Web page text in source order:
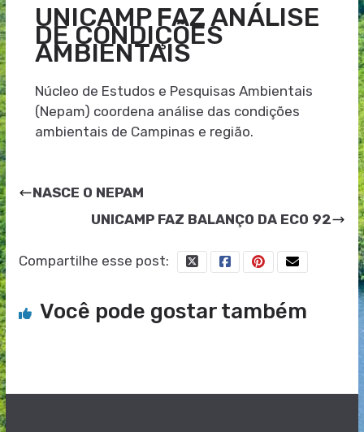
UNICAMP FAZ ANÁLISE
DE CONDIÇÕES
AMBIENTAIS
Núcleo de Estudos e Pesquisas Ambientais
(Nepam) coordena análise das condições
ambientais de Campinas e região.
NASCE O NEPAM
UNICAMP FAZ BALANÇO DA ECO 92
Compartilhe esse post:
Você pode gostar também